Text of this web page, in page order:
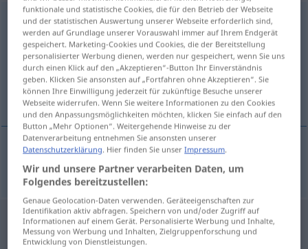
Rummelplatzm
Übersicht aller Übersetzungen
(Für mehr Details die Übersetzung anklicken/antippen)
zabavíšče
zabavíšče Rummelplatz
funktionale und statistische Cookies, die für den Betrieb der Webseite
und der statistischen Auswertung unserer Webseite erforderlich sind,
werden auf Grundlage unserer Vorauswahl immer auf Ihrem Endgerät
gespeichert. Marketing-Cookies und Cookies, die der Bereitstellung
personalisierter Werbung dienen, werden nur gespeichert, wenn Sie uns
durch einen Klick auf den „Akzeptieren“-Button Ihr Einverständnis
geben. Klicken Sie ansonsten auf „Fortfahren ohne Akzeptieren“. Sie
können Ihre Einwilligung jederzeit für zukünftige Besuche unserer
Webseite widerrufen. Wenn Sie weitere Informationen zu den Cookies
und den Anpassungsmöglichkeiten möchten, klicken Sie einfach auf den
Button „Mehr Optionen“. Weitergehende Hinweise zu der
Datenverarbeitung entnehmen Sie ansonsten unserer
Datenschutzerklärung. Hier finden Sie unserImpressum.
Wir und unsere Partner verarbeiten Daten, um
Folgendes bereitzustellen:
Genaue Geolocation-Daten verwenden. Geräteeigenschaften zur
Identifikation aktiv abfragen. Speichern von und/oder Zugriff auf
Informationen auf einem Gerät. Personalisierte Werbung und Inhalte,
Messung von Werbung und Inhalten, Zielgruppenforschung und
Entwicklung von Dienstleistungen.